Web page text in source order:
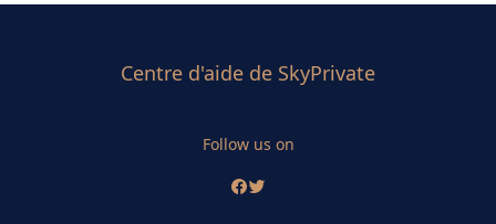
Centre d'aide de SkyPrivate
Follow us on